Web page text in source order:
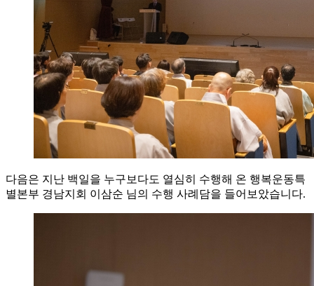
다음은 지난 백일을 누구보다도 열심히 수행해 온 행복운동특
별본부 경남지회 이삼순 님의 수행 사례담을 들어보았습니다.